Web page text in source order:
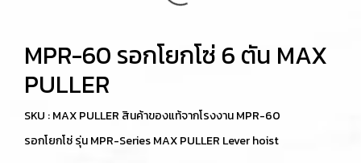
MPR-60 รอกโยกโซ่ 6 ตัน MAX
PULLER
SKU : MAX PULLER สินค้าของแท้จากโรงงาน MPR-60
รอกโยกโซ่ รุ่น MPR-Series MAX PULLER Lever hoist